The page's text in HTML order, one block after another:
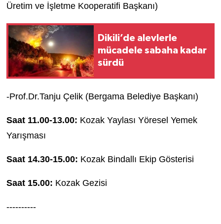
Üretim ve İşletme Kooperatifi Başkanı)
Dikili’de alevlerle
mücadele sabaha kadar
sürdü
-Prof.Dr.Tanju Çelik (Bergama Belediye Başkanı)
Saat 11.00-13.00: Kozak Yaylası Yöresel Yemek
Yarışması
Saat 14.30-15.00: Kozak Bindallı Ekip Gösterisi
Saat 15.00: Kozak Gezisi
----------